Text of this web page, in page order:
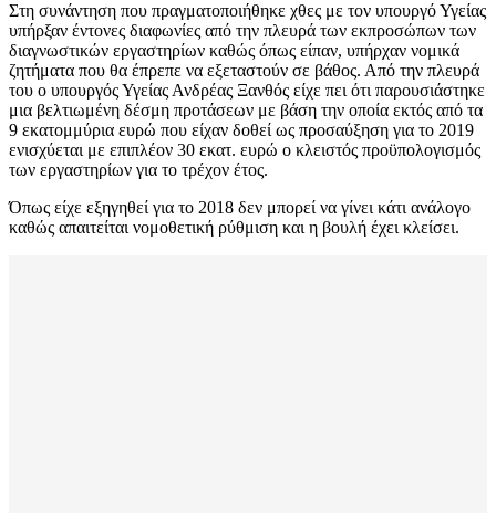
Στη συνάντηση που πραγματοποιήθηκε χθες με τον υπουργό Υγείας
υπήρξαν έντονες διαφωνίες από την πλευρά των εκπροσώπων των
διαγνωστικών εργαστηρίων καθώς όπως είπαν, υπήρχαν νομικά
ζητήματα που θα έπρεπε να εξεταστούν σε βάθος. Από την πλευρά
του ο υπουργός Υγείας Ανδρέας Ξανθός είχε πει ότι παρουσιάστηκε
μια βελτιωμένη δέσμη προτάσεων με βάση την οποία εκτός από τα
9 εκατομμύρια ευρώ που είχαν δοθεί ως προσαύξηση για το 2019
ενισχύεται με επιπλέον 30 εκατ. ευρώ ο κλειστός προϋπολογισμός
των εργαστηρίων για το τρέχον έτος.
Όπως είχε εξηγηθεί για το 2018 δεν μπορεί να γίνει κάτι ανάλογο
καθώς απαιτείται νομοθετική ρύθμιση και η βουλή έχει κλείσει.